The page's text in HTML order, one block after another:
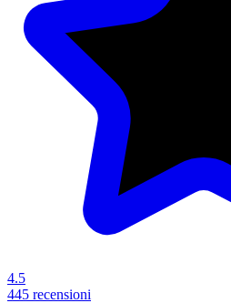
4.5
445 recensioni